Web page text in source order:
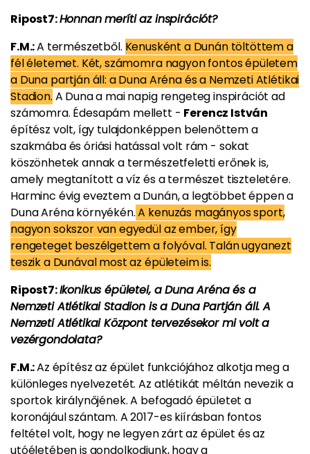
Ripost7:Honnan meríti az inspirációt?
F.M.:A természetből. Kenusként a Dunán töltöttem a
fél életemet. Két, számomra nagyon fontos épületem
a Duna partján áll: a Duna Aréna és a Nemzeti Atlétikai
Stadion. A Duna a mai napig rengeteg inspirációt ad
számomra. Édesapám mellett - Ferencz István
építész volt, így tulajdonképpen belenőttem a
szakmába és óriási hatással volt rám - sokat
köszönhetek annak a természetfeletti erőnek is,
amely megtanított a víz és a természet tiszteletére.
Harminc évig eveztem a Dunán, a legtöbbet éppen a
Duna Aréna környékén.A kenuzás magányos sport,
nagyon sokszor van egyedül az ember, így
rengeteget beszélgettem a folyóval. Talán ugyanezt
teszik a Dunával most az épületeim is.
Ripost7:Ikonikus épületei, a Duna Aréna és a
Nemzeti Atlétikai Stadion is a Duna Partján áll. A
Nemzeti Atlétikai Központ tervezésekor mi volt a
vezérgondolata?
F.M.:Az építész az épület funkciójához alkotja meg a
különleges nyelvezetét. Az atlétikát méltán nevezik a
sportok királynőjének. A befogadó épületet a
koronájául szántam. A 2017-es kiírásban fontos
feltétel volt, hogy ne legyen zárt az épület és az
utóéletében is gondolkodjunk, hogy a